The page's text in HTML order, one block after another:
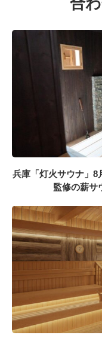
兵庫「灯火サウナ」8
監修の薪サ